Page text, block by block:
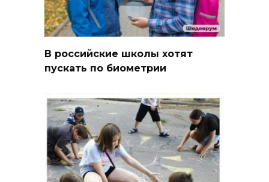
В российские школы хотят
пускать по биометрии